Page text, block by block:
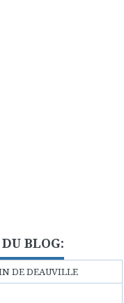
BLOG:
DE DEAUVILLE